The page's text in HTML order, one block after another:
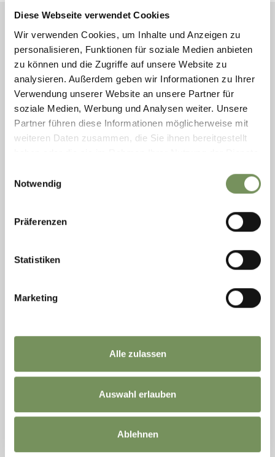
Diese Webseite verwendet Cookies
Wir verwenden Cookies, um Inhalte und Anzeigen zu
personalisieren, Funktionen für soziale Medien anbieten
zu können und die Zugriffe auf unsere Website zu
analysieren. Außerdem geben wir Informationen zu Ihrer
Verwendung unserer Website an unsere Partner für
soziale Medien, Werbung und Analysen weiter. Unsere
Partner führen diese Informationen möglicherweise mit
weiteren Daten zusammen, die Sie ihnen bereitgestellt
Notwendig
Präferenzen
Statistiken
Marketing
Alle zulassen
Auswahl erlauben
Ablehnen
PÉRIODE
CATÉGORIES
Hafling - Vöran - Meran 2000
Tesimo - Prissiano
Val d’Ultimo
Marlengo